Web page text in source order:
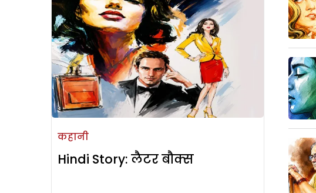
कहानी
Hindi Story: लैटर बौक्स